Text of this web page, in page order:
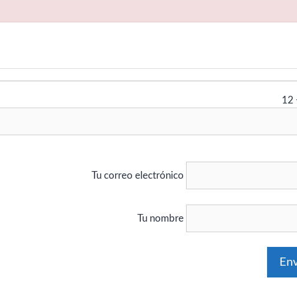
12
Tu correo electrónico
Tu nombre